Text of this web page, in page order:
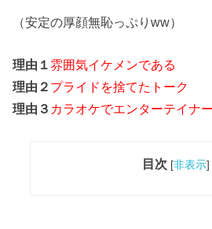
（安定の厚顔無恥っぷりww）
理由１雰囲気イケメンである
理由２ プライドを捨てたトーク
理由３ カラオケでエンターテイナ
目次 [非表示]